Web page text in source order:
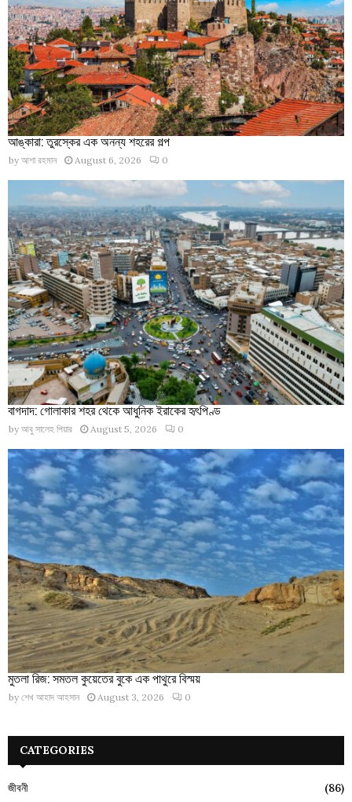
আঙ্কারা: তুরস্কের এক অনন্য শহরের গল্প
by আশা রহমান August 6, 2026 0
বাগদাদ: গোলাকার শহর থেকে আধুনিক ইরাকের হৃৎপিণ্ড
by আবু সালেহ পিয়ার August 5, 2026 0
মুতলা রিজ: সমতল কুয়েতের বুকে এক পাথুরে বিস্ময়
by শেখ আহাদ আহসান August 3, 2026 0
CATEGORIES
জীবনী
(86)